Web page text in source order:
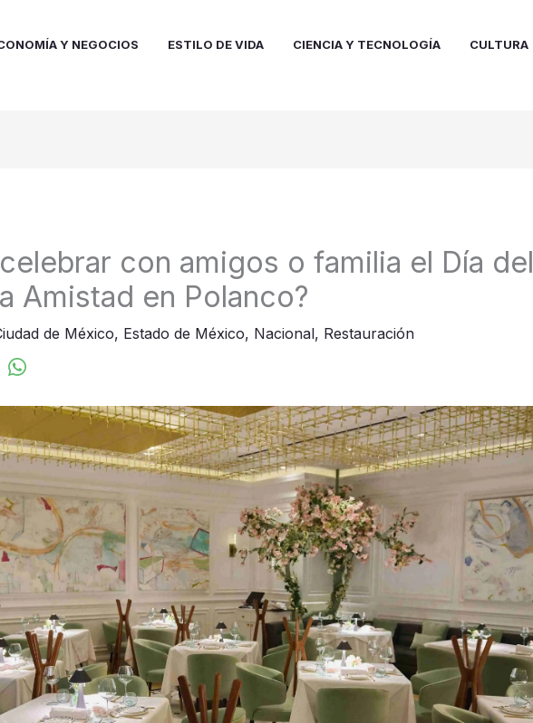
Y NEGOCIOS ESTILO DE VIDA CIENCIA Y TECNOLOGÍA CULTURA
con amigos o familia el Día del
Amistad en Polanco?
de México, Estado de México, Nacional, Restauración